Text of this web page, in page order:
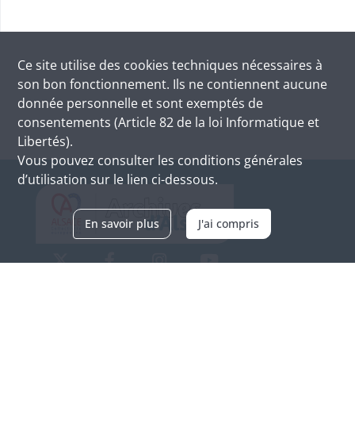
Ce site utilise des cookies techniques nécessaires à
son bon fonctionnement. Ils ne contiennent aucune
donnée personnelle et sont exemptés de
consentements (Article 82 de la loi Informatique et
Libertés).
Vous pouvez consulter les conditions générales
d’utilisation sur le lien ci-dessous.
En savoir plus J'ai compris